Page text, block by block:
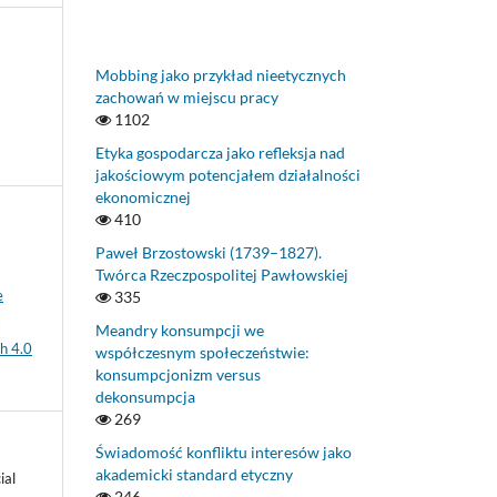
4.0
Mobbing jako przykład nieetycznych
zachowań w miejscu pracy
1102
Etyka gospodarcza jako refleksja nad
jakościowym potencjałem działalności
ekonomicznej
410
Paweł Brzostowski (1739–1827).
Twórca Rzeczpospolitej Pawłowskiej
335
Meandry konsumpcji we
współczesnym społeczeństwie:
konsumpcjonizm versus
dekonsumpcja
269
Świadomość konfliktu interesów jako
akademicki standard etyczny